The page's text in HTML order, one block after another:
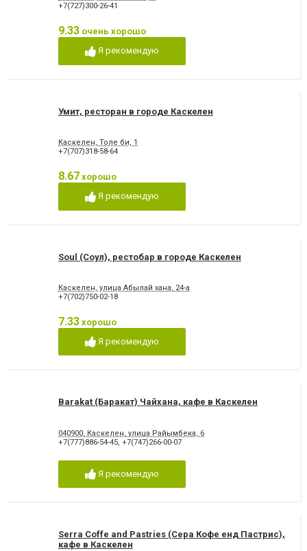
+7(727)300-26-41
9.33 очень хорошо
Я рекомендую
Умит, ресторан в городе Каскелен
Каскелен, Толе би, 1
+7(707)318-58-64
8.67 хорошо
Я рекомендую
Soul (Соул), рестобар в городе Каскелен
Каскелен, улица Абылай хана, 24-а
+7(702)750-02-18
7.33 хорошо
Я рекомендую
Barakat (Баракат) Чайхана, кафе в Каскелен
040900, Каскелен, улица Райымбека, 6
+7(777)886-54-45, +7(747)266-00-07
Я рекомендую
Serra Coffe and Pastries (Сера Кофе енд Пастрис),
кафе в Каскелен